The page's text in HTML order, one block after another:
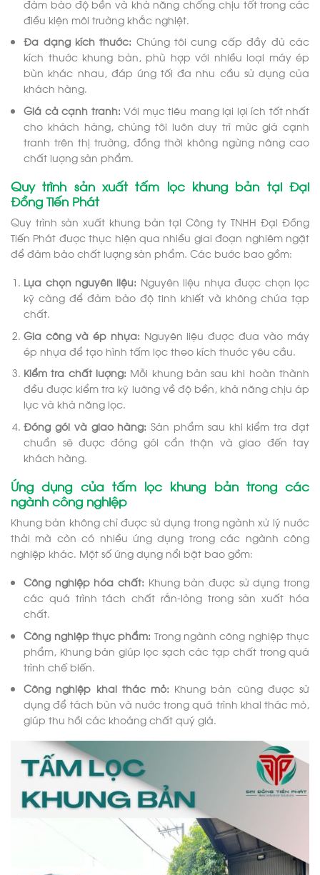
đảm bảo độ bền và khả năng chống chịu tốt trong các
điều kiện môi trường khắc nghiệt.
Đa dạng kích thước: Chúng tôi cung cấp đầy đủ các
kích thước khung bản, phù hợp với nhiều loại máy ép
bùn khác nhau, đáp ứng tối đa nhu cầu sử dụng của
khách hàng.
Giá cả cạnh tranh: Với mục tiêu mang lại lợi ích tốt nhất
cho khách hàng, chúng tôi luôn duy trì mức giá cạnh
tranh trên thị trường, đồng thời không ngừng nâng cao
chất lượng sản phẩm.
Quy trình sản xuất tấm lọc khung bản tại Đại
Đồng Tiến Phát
Quy trình sản xuất khung bản tại Công ty TNHH Đại Đồng
Tiến Phát được thực hiện qua nhiều giai đoạn nghiêm ngặt
để đảm bảo chất lượng sản phẩm. Các bước bao gồm:
Lựa chọn nguyên liệu: Nguyên liệu nhựa được chọn lọc
kỹ càng để đảm bảo độ tinh khiết và không chứa tạp
chất.
Gia công và ép nhựa: Nguyên liệu được đưa vào máy
ép nhựa để tạo hình tấm lọc theo kích thước yêu cầu.
Kiểm tra chất lượng: Mỗi khung bản sau khi hoàn thành
đều được kiểm tra kỹ lưỡng về độ bền, khả năng chịu áp
lực và khả năng lọc.
Đóng gói và giao hàng: Sản phẩm sau khi kiểm tra đạt
chuẩn sẽ được đóng gói cẩn thận và giao đến tay
khách hàng.
Ứng dụng của tấm lọc khung bản trong các
ngành công nghiệp
Khung bản không chỉ được sử dụng trong ngành xử lý nước
thải mà còn có nhiều ứng dụng trong các ngành công
nghiệp khác. Một số ứng dụng nổi bật bao gồm:
Công nghiệp hóa chất: Khung bản được sử dụng trong
các quá trình tách chất rắn-lỏng trong sản xuất hóa
chất.
Công nghiệp thực phẩm: Trong ngành công nghiệp thực
phẩm, Khung bản giúp lọc sạch các tạp chất trong quá
trình chế biến.
Công nghiệp khai thác mỏ: Khung bản cũng được sử
dụng để tách bùn và nước trong quá trình khai thác mỏ,
giúp thu hồi các khoáng chất quý giá.